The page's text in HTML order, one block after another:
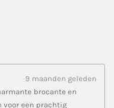
9 maanden geleden
brocante en
voor een prachtig